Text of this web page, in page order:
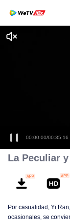
00:00:00/00:35:16
La Peculiar
Por casualidad, Yi
ocasionales, se